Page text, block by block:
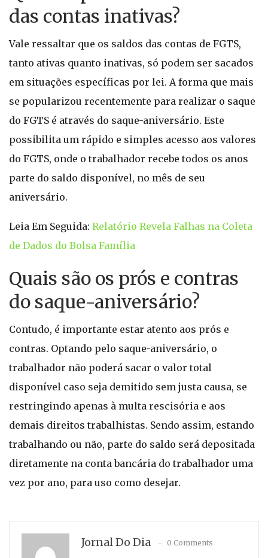
das contas inativas?
Vale ressaltar que os saldos das contas de FGTS,
tanto ativas quanto inativas, só podem ser sacados
em situações específicas por lei. A forma que mais
se popularizou recentemente para realizar o saque
do FGTS é através do saque-aniversário. Este
possibilita um rápido e simples acesso aos valores
do FGTS, onde o trabalhador recebe todos os anos
parte do saldo disponível, no mês de seu
aniversário.
Leia Em Seguida: Relatório Revela Falhas na Coleta
de Dados do Bolsa Família
Quais são os prós e contras
do saque-aniversário?
Contudo, é importante estar atento aos prós e
contras. Optando pelo saque-aniversário, o
trabalhador não poderá sacar o valor total
disponível caso seja demitido sem justa causa, se
restringindo apenas à multa rescisória e aos
demais direitos trabalhistas. Sendo assim, estando
trabalhando ou não, parte do saldo será depositada
diretamente na conta bancária do trabalhador uma
vez por ano, para uso como desejar.
Jornal Do Dia 0 Comments